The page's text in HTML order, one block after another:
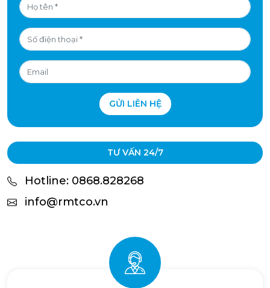
GỬI LIÊN HỆ
TƯ VẤN 24/7
Hotline: 0868.828268
info@rmtco.vn